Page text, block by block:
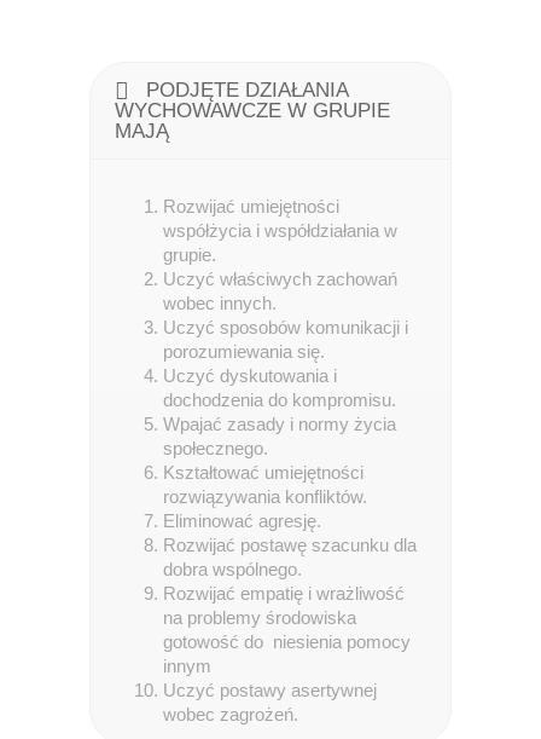
PODJĘTE DZIAŁANIA
WYCHOWAWCZE W GRUPIE
MAJĄ
Rozwijać umiejętności
współżycia i współdziałania w
grupie.
Uczyć właściwych zachowań
wobec innych.
Uczyć sposobów komunikacji i
porozumiewania się.
Uczyć dyskutowania i
dochodzenia do kompromisu.
Wpajać zasady i normy życia
społecznego.
Kształtować umiejętności
rozwiązywania konfliktów.
Eliminować agresję.
Rozwijać postawę szacunku dla
dobra wspólnego.
Rozwijać empatię i wrażliwość
na problemy środowiska
gotowość do niesienia pomocy
innym
Uczyć postawy asertywnej
wobec zagrożeń.